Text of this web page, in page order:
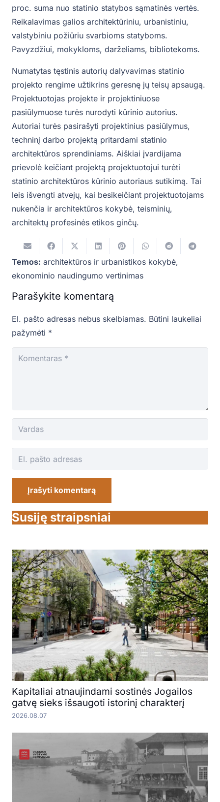
proc. suma nuo statinio statybos sąmatinės vertės.
Reikalavimas galios architektūriniu, urbanistiniu,
valstybiniu požiūriu svarbioms statyboms.
Pavyzdžiui, mokykloms, darželiams, bibliotekoms.
Numatytas tęstinis autorių dalyvavimas statinio
projekto rengime užtikrins geresnę jų teisų apsaugą.
Projektuotojas projekte ir projektiniuose
pasiūlymuose turės nurodyti kūrinio autorius.
Autoriai turės pasirašyti projektinius pasiūlymus,
techninį darbo projektą pritardami statinio
architektūros sprendiniams. Aiškiai įvardijama
prievolė keičiant projektą projektuotojui turėti
statinio architektūros kūrinio autoriaus sutikimą. Tai
leis išvengti atvejų, kai besikeičiant projektuotojams
nukenčia ir architektūros kokybė, teisminių,
architektų profesinės etikos ginčų.
Temos: architektūros ir urbanistikos kokybė,
ekonominio naudingumo vertinimas
Parašykite komentarą
El. pašto adresas nebus skelbiamas. Būtini laukeliai
pažymėti *
Įrašyti komentarą
Susiję straipsniai
Kapitaliai atnaujindami sostinės Jogailos
gatvę sieks išsaugoti istorinį charakterį
2026.08.07